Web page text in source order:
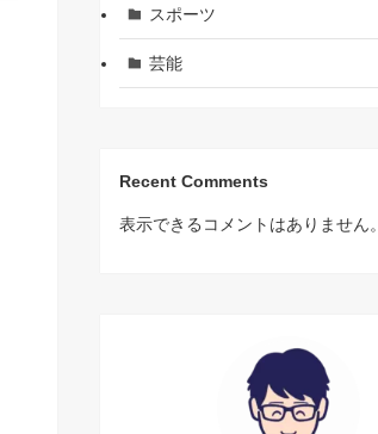
スポーツ
芸能
Recent Comments
表示できるコメントはありません。